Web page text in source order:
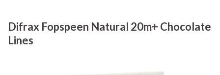
Difrax Fopspeen Natural 20m+ Chocolate
Lines